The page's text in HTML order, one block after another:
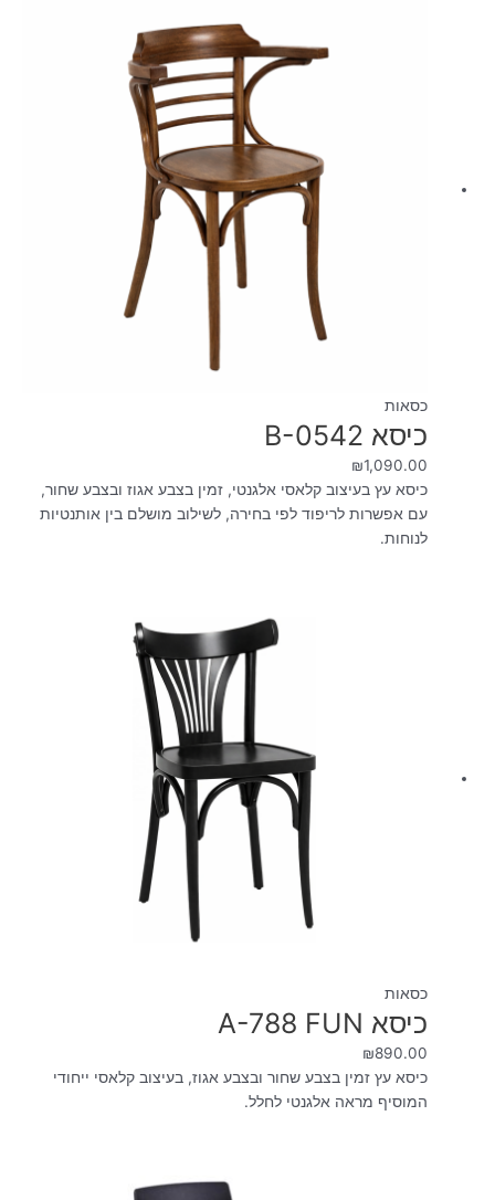
כסאות
כיסא B-0542
₪1,090.00
כיסא עץ בעיצוב קלאסי אלגנטי, זמין בצבע אגוז ובצבע שחור,
עם אפשרות לריפוד לפי בחירה, לשילוב מושלם בין אותנטיות
לנוחות.
כסאות
כיסא A-788 FUN
₪890.00
כיסא עץ זמין בצבע שחור ובצבע אגוז, בעיצוב קלאסי ייחודי
המוסיף מראה אלגנטי לחלל.